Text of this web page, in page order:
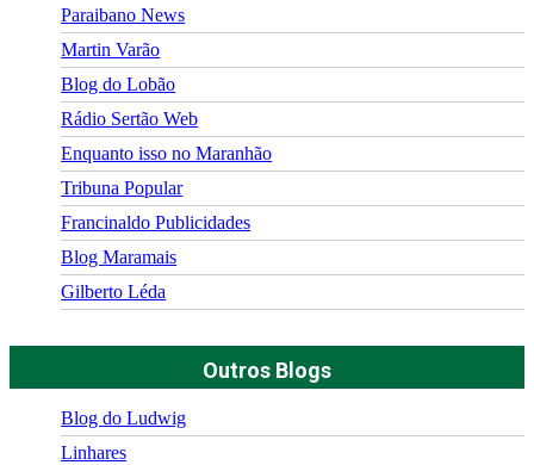
Paraibano News
Martin Varão
Blog do Lobão
Rádio Sertão Web
Enquanto isso no Maranhão
Tribuna Popular
Francinaldo Publicidades
Blog Maramais
Gilberto Léda
Outros Blogs
Blog do Ludwig
Linhares